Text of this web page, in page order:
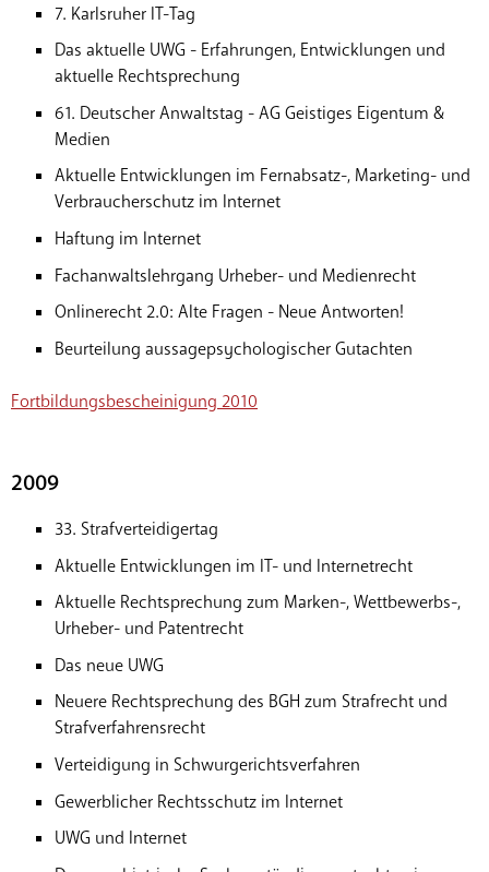
7. Karlsruher IT-Tag
Das aktuelle UWG - Erfahrungen, Entwicklungen und
aktuelle Rechtsprechung
61. Deutscher Anwaltstag - AG Geistiges Eigentum &
Medien
Aktuelle Entwicklungen im Fernabsatz-, Marketing- und
Verbraucherschutz im Internet
Haftung im Internet
Fachanwaltslehrgang Urheber- und Medienrecht
Onlinerecht 2.0: Alte Fragen - Neue Antworten!
Beurteilung aussagepsychologischer Gutachten
Fortbildungsbescheinigung 2010
2009
33. Strafverteidigertag
Aktuelle Entwicklungen im IT- und Internetrecht
Aktuelle Rechtsprechung zum Marken-, Wettbewerbs-,
Urheber- und Patentrecht
Das neue UWG
Neuere Rechtsprechung des BGH zum Strafrecht und
Strafverfahrensrecht
Verteidigung in Schwurgerichtsverfahren
Gewerblicher Rechtsschutz im Internet
UWG und Internet